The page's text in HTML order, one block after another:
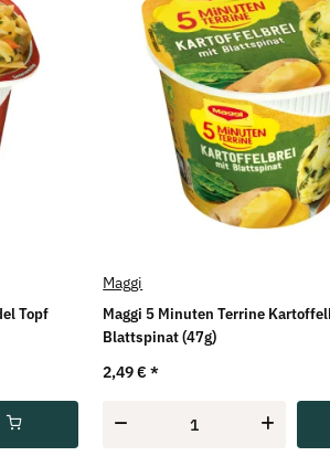
Topf
Maggi
Maggi 5 Minuten Terrine
Blattspinat (47g)
2,49 €*